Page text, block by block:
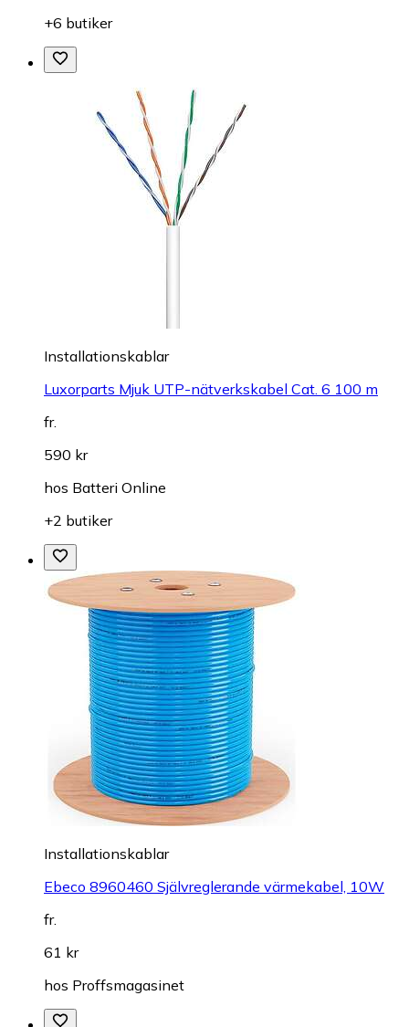
+6 butiker
Installationskablar
Luxorparts Mjuk UTP-nätverkskabel Cat. 6 100 m
fr.
590 kr
hos Batteri Online
+2 butiker
Installationskablar
Ebeco 8960460 Självreglerande värmekabel, 10W
fr.
61 kr
hos Proffsmagasinet